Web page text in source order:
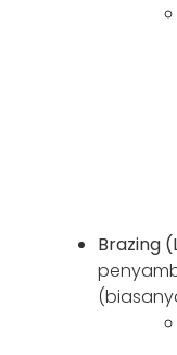
Brazing